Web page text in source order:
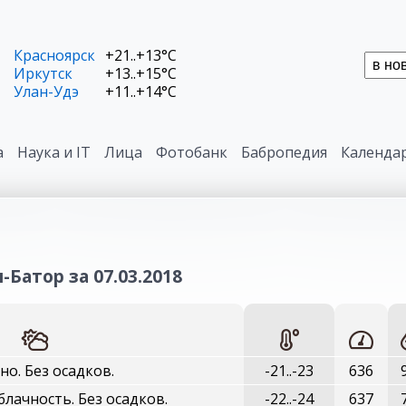
Красноярск +21..+13°C
Иркутск
+13..+15°C
Улан-Удэ
+11..+14°C
Наука и IT Лица Фотобанк Бабропедия
за 07.03.2018
Без осадков. -21..-23 636
Без осадков.
-22..-24 637